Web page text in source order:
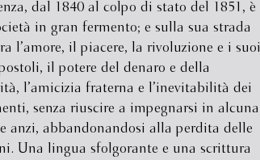
dal 1840 al colpo di stato del 1851, è
in gran fermento; e sulla sua strada
l’amore, il piacere, la rivoluzione e i suoi
il potere del denaro e della
l’amicizia fraterna e l’inevitabilità dei
senza riuscire a impegnarsi in alcuna
anzi, abbandonandosi alla perdita delle
Una lingua sfolgorante e una scrittura